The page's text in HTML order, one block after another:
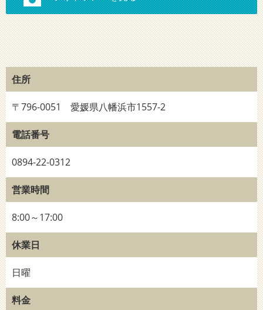
住所
〒796-0051 愛媛県八幡浜市1557-2
電話番号
0894-22-0312
営業時間
8:00～17:00
休業日
日曜
料金